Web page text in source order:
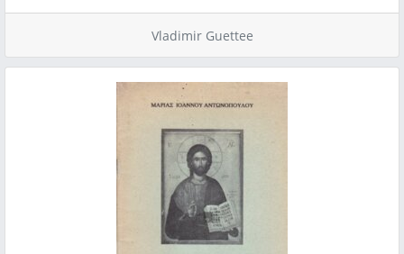
Vladimir Guettee